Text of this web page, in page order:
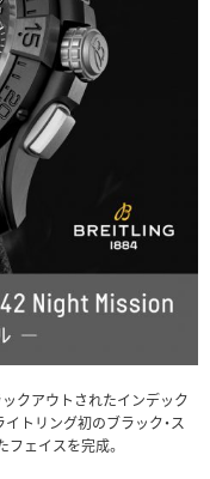
クアウトされたインデック
トリング初のブラック・ス
ェイスを完成。